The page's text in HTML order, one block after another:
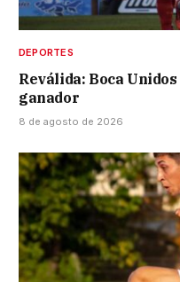
DEPORTES
Reválida: Boca
ganador
8 de agosto de 2026